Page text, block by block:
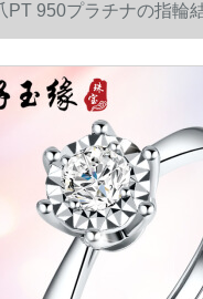
PT 950プラチナの指輪